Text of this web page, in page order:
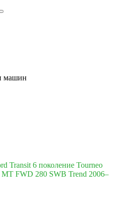
машин
Transit 6 поколение Tourneo
FWD 280 SWB Trend 2006–